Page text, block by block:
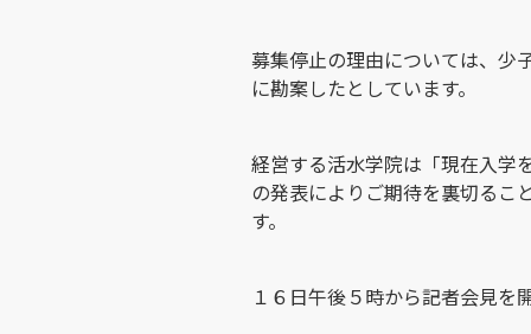
募集停止の理由については、少
に勘案したとしています。
経営する活水学院は「現在入学
の発表によりご期待を裏切るこ
す。
１６日午後５時から記者会見を